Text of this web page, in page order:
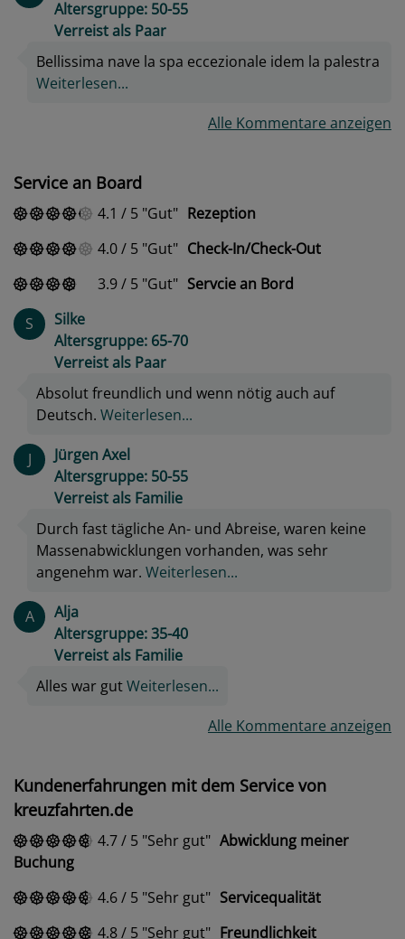
Altersgruppe: 50-55
Verreist als Paar
Bellissima nave la spa eccezionale idem la palestra
Weiterlesen...
Alle Kommentare anzeigen
Service an Board
4.1 / 5 Gut
Rezeption
4.0/ 5 Gut
Check-In/Check-Out
3.9/ 5 Gut
Servcie an Bord
S
Silke
Altersgruppe: 65-70
Verreist als Paar
Absolut freundlich und wenn nötig auch auf
Deutsch. Weiterlesen...
J
Jürgen Axel
Altersgruppe: 50-55
Verreist als Familie
Durch fast tägliche An- und Abreise, waren keine
Massenabwicklungen vorhanden, was sehr
angenehm war. Weiterlesen...
A
Alja
Altersgruppe: 35-40
Verreist als Familie
Alles war gutWeiterlesen...
Alle Kommentare anzeigen
Kundenerfahrungen mit dem Service von
kreuzfahrten.de
4.7/ 5 Sehr gut
Abwicklung meiner
Buchung
4.6/ 5 Sehr gut
Servicequalität
4.8/ 5 Sehr gut
Freundlichkeit